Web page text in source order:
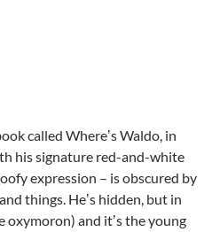
called Whereʼs Waldo, in
his signature red-and-white
expression – is obscured by
things. Heʼs hidden, but in
oxymoron) and itʼs the young